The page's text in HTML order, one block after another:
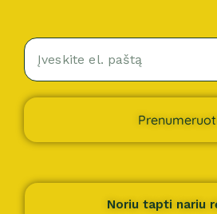
Noriu tapti nariu